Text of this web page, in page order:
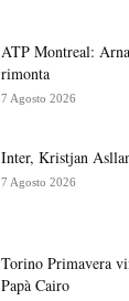
ATP Montreal:
rimonta
7 Agosto 2026
Inter, Kristjan
7 Agosto 2026
Torino Primavera
Papà Cairo